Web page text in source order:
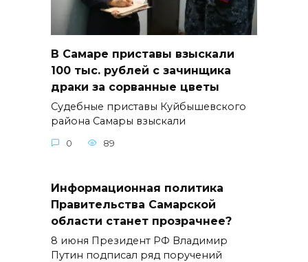
В Самаре приставы взыскали
100 тыс. рублей с зачинщика
драки за сорванные цветы
Судебные приставы Куйбышевского
района Самары взыскали
0 89
Информационная политика
Правительства Самарской
области станет прозрачнее?
8 июня Президент РФ Владимир
Путин подписал ряд поручений